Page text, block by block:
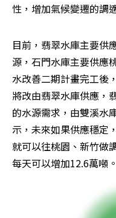
性，增加氣候變遷的調
目前，翡翠水庫主要供
源，石門水庫主要供應
水改善二期計畫完工後
將改由翡翠水庫供應，
的水源需求，由雙溪水
示，未來如果供應穩定
就可以往桃園、新竹做
每天可以增加12.6萬噸。